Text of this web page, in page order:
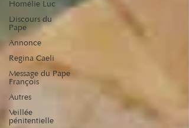
Homélie Luc
Discours du
Pape
Annonce
Regina Caeli
Message du Pape
François
Autres
Veillée
pénitentielle